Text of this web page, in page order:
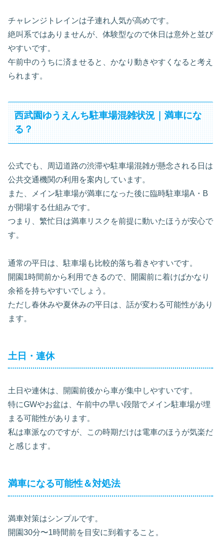
チャレンジトレインは子連れ人気が高めです。
絶叫系ではありませんが、体験型なので休日は意外と並び
やすいです。
午前中のうちに済ませると、かなり動きやすくなると考え
られます。
西武園ゆうえんち駐車場混雑状況｜満車にな
る？
公式でも、周辺道路の渋滞や駐車場混雑が懸念される日は
公共交通機関の利用を案内しています。
また、メイン駐車場が満車になった後に臨時駐車場A・B
が開場する仕組みです。
つまり、繁忙日は満車リスクを前提に動いたほうが安心で
す。
通常の平日は、駐車場も比較的落ち着きやすいです。
開園1時間前から利用できるので、開園前に着けばかなり
余裕を持ちやすいでしょう。
ただし春休みや夏休みの平日は、話が変わる可能性があり
ます。
土日・連休
土日や連休は、開園前後から車が集中しやすいです。
特にGWやお盆は、午前中の早い段階でメイン駐車場が埋
まる可能性があります。
私は車派なのですが、この時期だけは電車のほうが気楽だ
と感じます。
満車になる可能性＆対処法
満車対策はシンプルです。
開園30分〜1時間前を目安に到着すること。